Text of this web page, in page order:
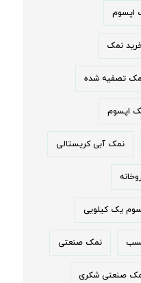
اپسوم
نمک
تصفیه شده
اپسوم
نمک آبی کریستالی
یک کیلویی
نمک صنعتی
صنعتی شکری